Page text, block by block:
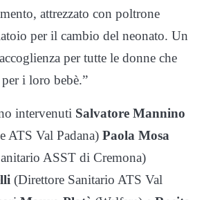
attrezzato con poltrone
per il cambio del neonato. Un
per tutte le donne che
i loro bebè.”
intervenuti Salvatore Mannino
ATS Val Padana) Paola Mosa
ASST di Cremona)
(Direttore Sanitario ATS Val